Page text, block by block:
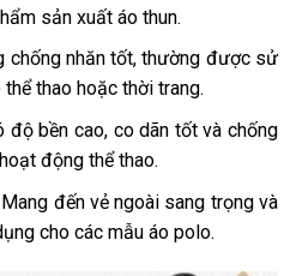
sản xuất áo thun.
chống nhăn tốt, thường được sử
thao hoặc thời trang.
độ bền cao, co dãn tốt và chống
động thể thao.
đến vẻ ngoài sang trọng và
cho các mẫu áo polo.